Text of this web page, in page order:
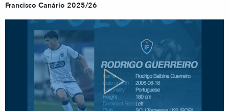
Francisco Canário 2025/26